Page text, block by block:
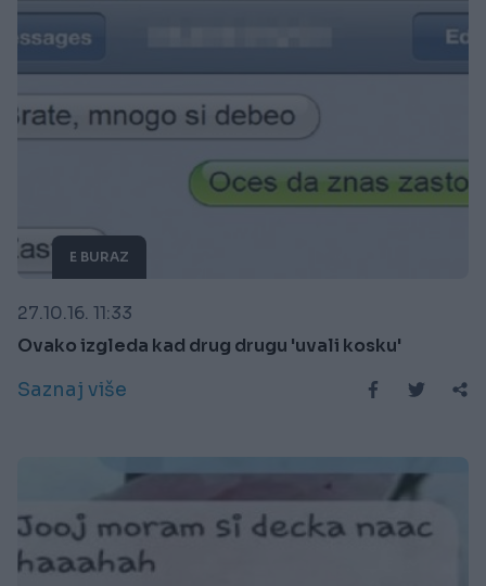
E BURAZ
27.10.16. 11:33
Ovako izgleda kad drug drugu 'uvali kosku'
Saznaj više